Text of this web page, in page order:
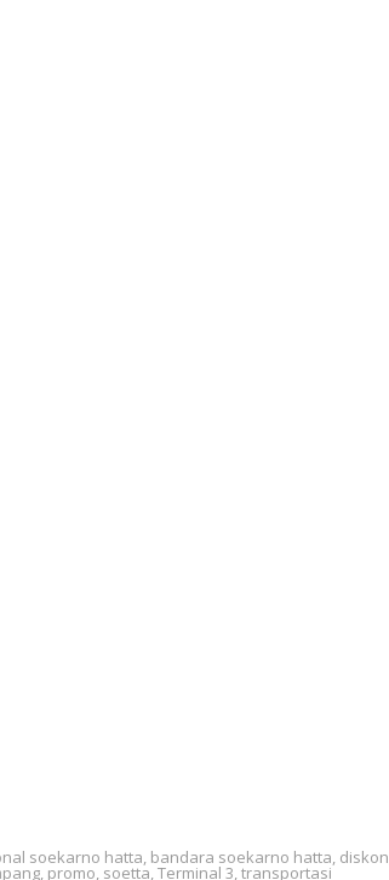
soekarno hatta, bandara soekarno hatta, diskon
, promo, soetta,Terminal 3,transportasi